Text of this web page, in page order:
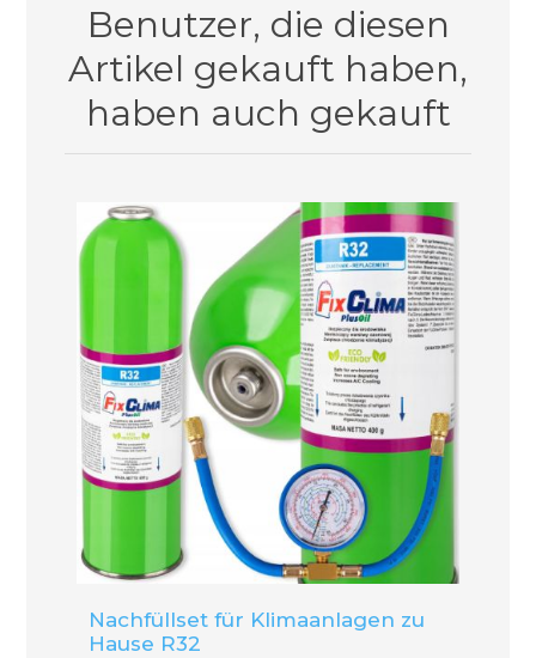
Sets in unserem Shop.
Benutzer, die diesen
Artikel gekauft haben,
haben auch gekauft
Nachfüllset für Klimaanlagen zu
Hause R32